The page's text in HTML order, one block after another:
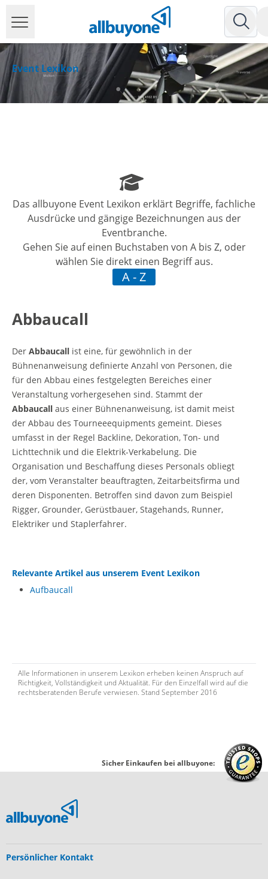
Event Lexikon
Das allbuyone Event Lexikon erklärt Begriffe, fachliche
Ausdrücke und gängige Bezeichnungen aus der
Eventbranche.
Gehen Sie auf einen Buchstaben von A bis Z, oder
wählen Sie direkt einen Begriff aus.
A - Z
Abbaucall
Der Abbaucall ist eine, für gewöhnlich in der
Bühnenanweisung definierte Anzahl von Personen, die
für den Abbau eines festgelegten Bereiches einer
Veranstaltung vorhergesehen sind. Stammt der
Abbaucall aus einer Bühnenanweisung, ist damit meist
der Abbau des Tourneeequipments gemeint. Dieses
umfasst in der Regel Backline, Dekoration, Ton- und
Lichttechnik und die Elektrik-Verkabelung. Die
Organisation und Beschaffung dieses Personals obliegt
der, vom Veranstalter beauftragten, Zeitarbeitsfirma und
deren Disponenten. Betroffen sind davon zum Beispiel
Rigger, Grounder, Gerüstbauer, Stagehands, Runner,
Elektriker und Staplerfahrer.
Relevante Artikel aus unserem Event Lexikon
Aufbaucall
Alle Informationen in unserem Lexikon erheben keinen Anspruch auf
Richtigkeit, Vollständigkeit und Aktualität. Für den Einzelfall wird auf die
rechtsberatenden Berufe verwiesen. Stand September 2016
Sicher Einkaufen bei allbuyone:
Persönlicher Kontakt